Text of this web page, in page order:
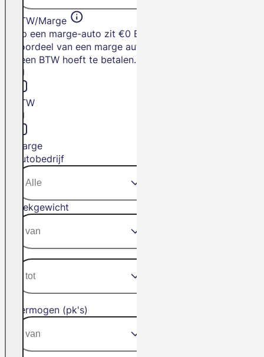
BTW/Marge
Op een marge-auto zit €0 BTW. Het
voordeel van een marge auto is dat je
geen BTW hoeft te betalen.
BTW
Marge
Autobedrijf
Trekgewicht
Vermogen (pk's)